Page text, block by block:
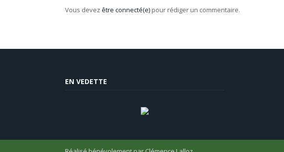
Vous devez être connecté(e) pour rédiger un commentaire.
EN VEDETTE